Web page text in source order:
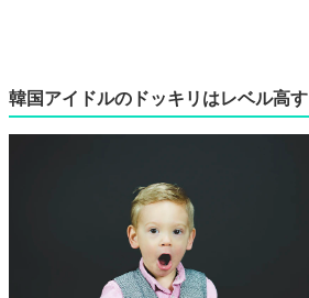
韓国アイドルのドッキリはレベル高